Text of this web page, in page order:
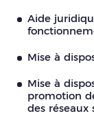
Aide
Mise à
Mise à
promotion
des réseaux